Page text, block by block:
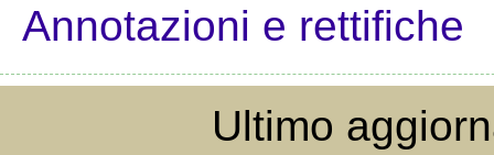
Annotazioni e rettifiche
Ultimo